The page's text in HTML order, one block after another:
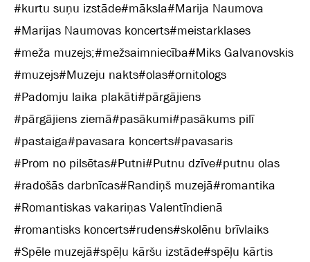
#kurtu suņu izstāde#māksla#Marija Naumova
#Marijas Naumovas koncerts#meistarklases
#meža muzejs;#mežsaimniecība#Miks Galvanovskis
#muzejs#Muzeju nakts#olas#ornitologs
#Padomju laika plakāti#pārgājiens
#pārgājiens ziemā#pasākumi#pasākums pilī
#pastaiga#pavasara koncerts#pavasaris
#Prom no pilsētas#Putni#Putnu dzīve#putnu olas
#radošās darbnīcas#Randiņš muzejā#romantika
#Romantiskas vakariņas Valentīndienā
#romantisks koncerts#rudens#skolēnu brīvlaiks
#Spēle muzejā#spēļu kāršu izstāde#spēļu kārtis